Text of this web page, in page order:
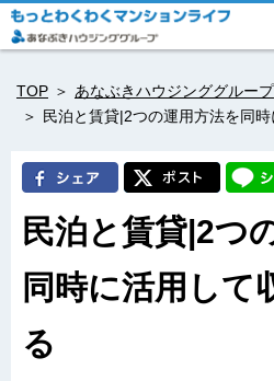
TOP あなぶきハウジンググループ
民泊と賃貸|2つの運用方法を同
民泊と賃貸|2つ
同時に活用して
る